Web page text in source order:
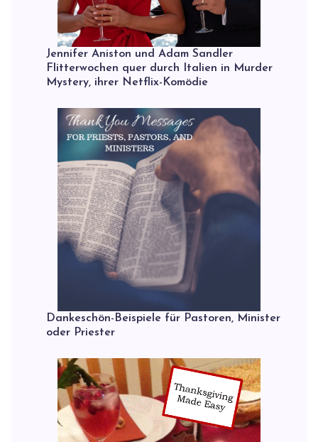
Jennifer Aniston und Adam Sandler
Flitterwochen quer durch Italien in Murder
Mystery, ihrer Netflix-Komödie
Dankeschön-Beispiele für Pastoren, Minister
oder Priester